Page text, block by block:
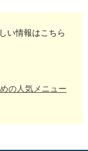
い情報はこちら
の人気メニュー